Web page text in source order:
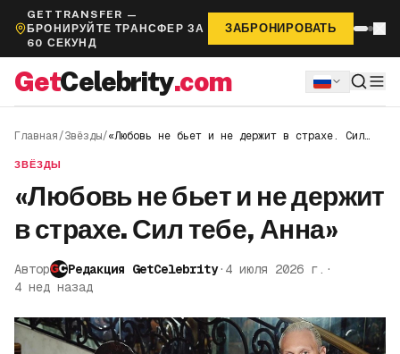
GETTRANSFER —
БРОНИРУЙТЕ ТРАНСФЕР ЗА
60 СЕКУНД
ЗАБРОНИРОВАТЬ
GetCelebrity.com
Главная/Звёзды/«Любовь не бьет и не держит в страхе. Сил
ЗВЁЗДЫ
«Любовь не бьет и не держит
в страхе. Сил тебе, Анна»
Автор Редакция GetCelebrity· 4 июля 2026 г. ·
4 нед назад